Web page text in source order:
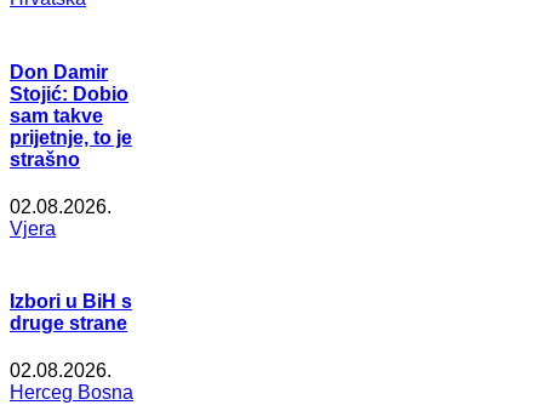
Don Damir
Stojić: Dobio
sam takve
prijetnje, to je
strašno
02.08.2026.
Vjera
Izbori u BiH s
druge strane
02.08.2026.
Herceg Bosna